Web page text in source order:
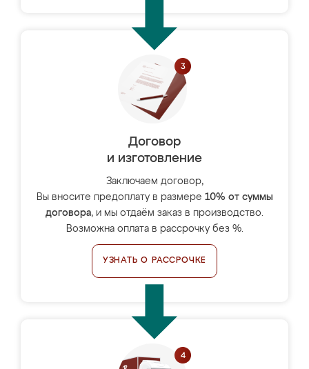
Договор
и изготовление
Заключаем договор,
Вы вносите предоплату в размере 10% от суммы
договора, и мы отдаём заказ в производство.
Возможна оплата в рассрочку без %.
УЗНАТЬ О РАССРОЧКЕ